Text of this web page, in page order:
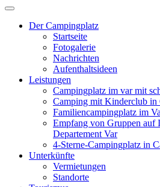
Der Campingplatz
Startseite
Fotogalerie
Nachrichten
Aufenthaltsideen
Leistungen
Campingplatz im var mit
Camping mit Kinderclub in
Familiencampingplatz im
Empfang von Gruppen auf
Departement Var
4-Sterne-Campingplatz in
Unterkünfte
Vermietungen
Standorte